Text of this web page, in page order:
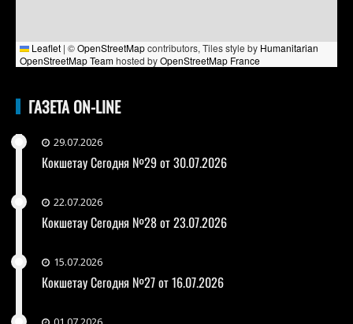
Leaflet | ©OpenStreetMapcontributors, Tiles style by Humanitarian
OpenStreetMap Teamhosted byOpenStreetMap France
ГАЗЕТА ON-LINE
29.07.2026
Кокшетау Сегодня №29 от 30.07.2026
22.07.2026
Кокшетау Сегодня №28 от 23.07.2026
15.07.2026
Кокшетау Сегодня №27 от 16.07.2026